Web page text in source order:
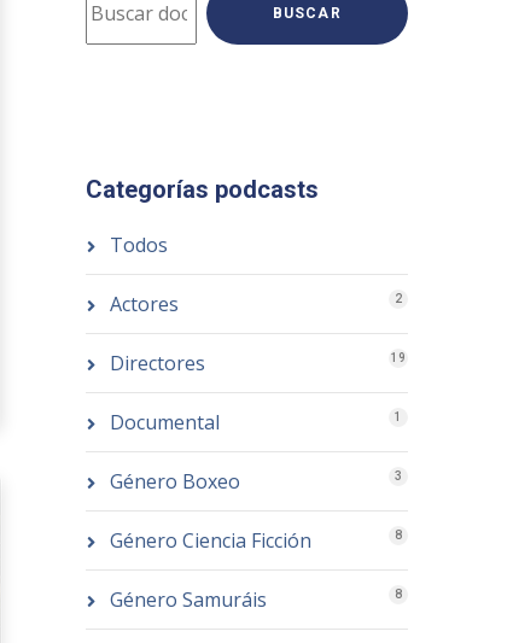
BUSCAR
Categorías podcasts
Todos
Actores 2
Directores 19
Documental 1
Género Boxeo 3
Género Ciencia Ficción 8
Género Samuráis 8